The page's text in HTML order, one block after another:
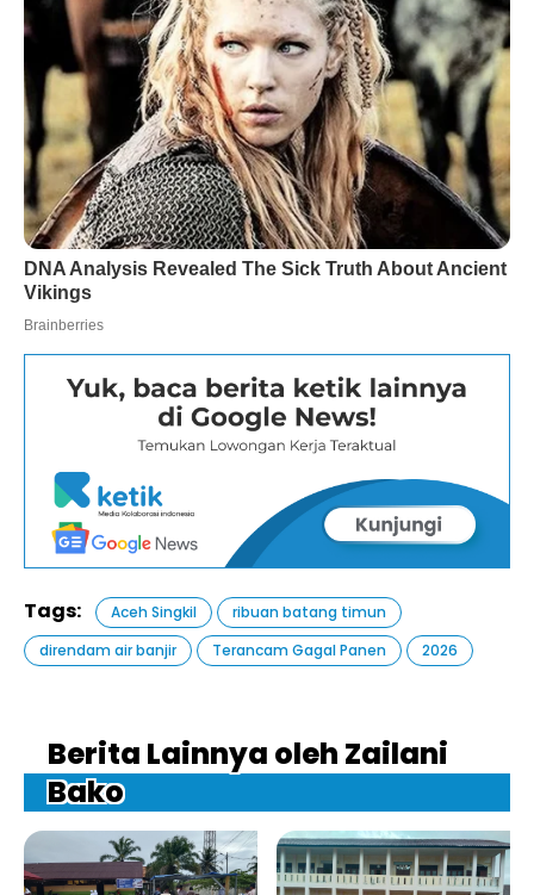
Tags: Aceh Singkil
ribuan batang timun
direndam air banjir
Terancam Gagal Panen 2026
Berita Lainnya oleh Zailani
Bako